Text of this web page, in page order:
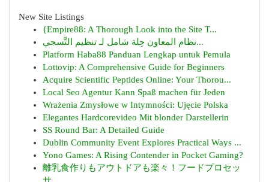
New Site Listings
{Empire88: A Thorough Look into the Site T...
نظام المعاون حِلة شامل لـ تنظيم التَّسجي...
Platform Haba88 Panduan Lengkap untuk Pemula
Lottovip: A Comprehensive Guide for Beginners
Acquire Scientific Peptides Online: Your Thorou...
Local Seo Agentur Kann Spaß machen für Jeden
Wrażenia Zmysłowe w Intymności: Ujęcie Polska
Elegantes Hardcorevideo Mit blonder Darstellerin
SS Round Bar: A Detailed Guide
Dublin Community Event Explores Practical Ways ...
Yono Games: A Rising Contender in Pocket Gaming?
離乳食作りもアウトドアも楽々！フードプロセッ